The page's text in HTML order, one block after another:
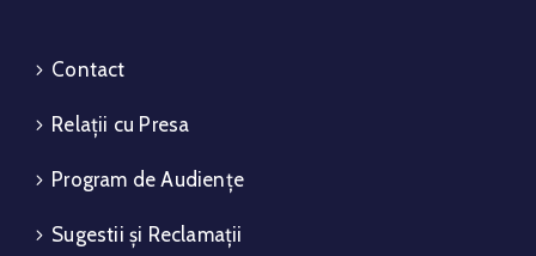
Contact
Relații cu Presa
Program de Audiențe
Sugestii și Reclamații